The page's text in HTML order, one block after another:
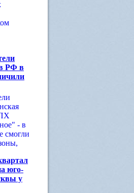
РФ в
- в
смогли
юго-
у